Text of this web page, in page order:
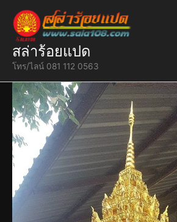
content
สล่าร้อยแปด
โทร/ไลน์ 081 112 0563